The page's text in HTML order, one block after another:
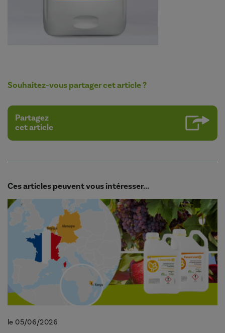
Souhaitez-vous partager cet article ?
Partagez
cet article
Ces articles peuvent vous intéresser...
le 05/06/2026